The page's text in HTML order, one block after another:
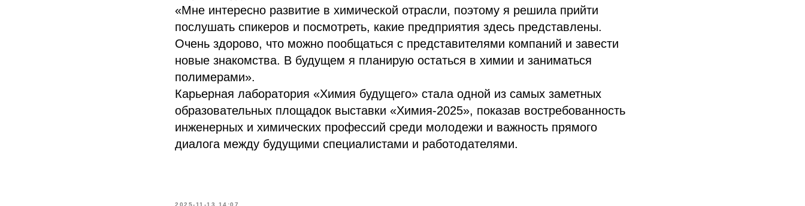
«Мне интересно развитие в химической отрасли, поэтому я решила прийти
послушать спикеров и посмотреть, какие предприятия здесь представлены.
Очень здорово, что можно пообщаться с представителями компаний и завести
новые знакомства. В будущем я планирую остаться в химии и заниматься
полимерами».
Карьерная лаборатория «Химия будущего» стала одной из самых заметных
образовательных площадок выставки «Химия-2025», показав востребованность
инженерных и химических профессий среди молодежи и важность прямого
диалога между будущими специалистами и работодателями.
2025-11-13 14:07